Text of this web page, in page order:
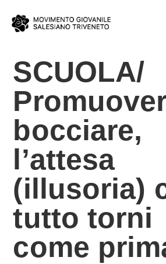
SCUOLA/
bocciare,
l’attesa
(illusoria)
tutto torni
come